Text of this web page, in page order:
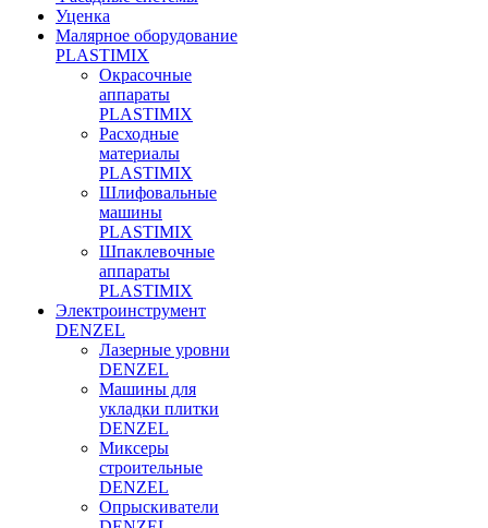
Уценка
Малярное оборудование
PLASTIMIX
Окрасочные
аппараты
PLASTIMIX
Расходные
материалы
PLASTIMIX
Шлифовальные
машины
PLASTIMIX
Шпаклевочные
аппараты
PLASTIMIX
Электроинструмент
DENZEL
Лазерные уровни
DENZEL
Машины для
укладки плитки
DENZEL
Миксеры
строительные
DENZEL
Опрыскиватели